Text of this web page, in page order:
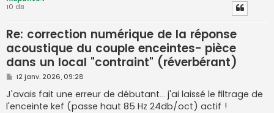
10 dB
Re: correction numérique de la réponse
acoustique du couple enceintes- pièce
dans un local "contraint" (réverbérant)
M
s
s
a
12 janv. 2026, 09:28
J'avais fait une erreur de débutant... j'ai laissé le filtrage de
l'enceinte kef (passe haut 85 Hz 24db/oct) actif !